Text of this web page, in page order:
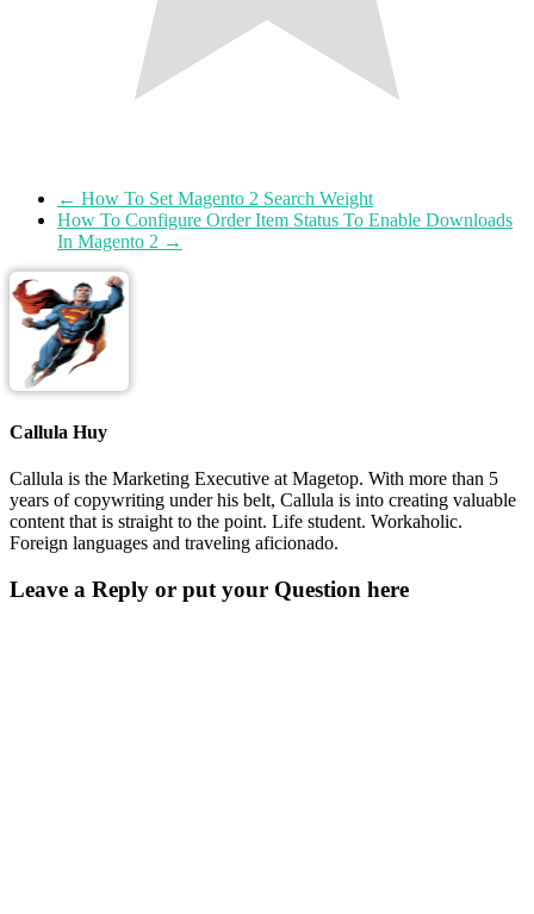
← How To Set Magento 2 Search Weight
How To Configure Order Item Status To Enable Downloads
In Magento 2 →
Callula Huy
Callula is the Marketing Executive at Magetop. With more than 5
years of copywriting under his belt, Callula is into creating valuable
content that is straight to the point. Life student. Workaholic.
Foreign languages and traveling aficionado.
Leave a Reply or put your Question here